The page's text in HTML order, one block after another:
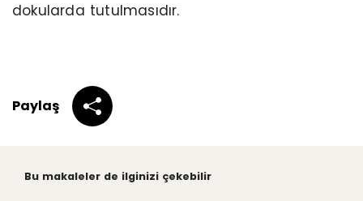
dokularda tutulmasıdır.
Paylaş
Bu makaleler de ilginizi çekebilir